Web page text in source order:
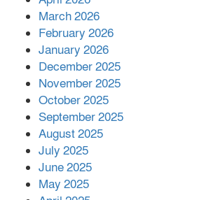
পর ফোন তারেক
March 2026
February 2026
January 2026
December 2025
November 2025
October 2025
September 2025
August 2025
July 2025
June 2025
May 2025